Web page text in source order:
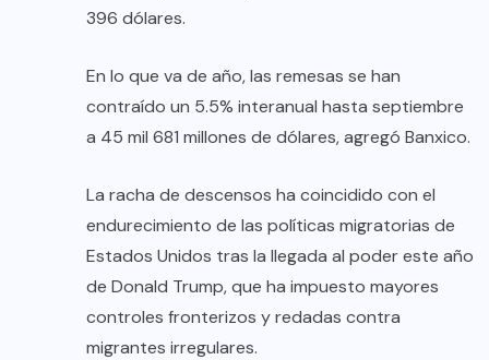
396 dólares.
En lo que va de año, las remesas se han
contraído un 5.5% interanual hasta septiembre
a 45 mil 681 millones de dólares, agregó Banxico.
La racha de descensos ha coincidido con el
endurecimiento de las políticas migratorias de
Estados Unidos tras la llegada al poder este año
de Donald Trump, que ha impuesto mayores
controles fronterizos y redadas contra
migrantes irregulares.